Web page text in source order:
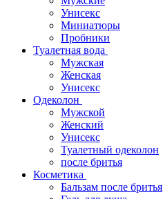
Унисекс
Миниатюры
Пробники
Туалетная вода
Мужская
Женская
Унисекс
Одеколон
Мужской
Женский
Унисекс
Туалетный одеколон
после бритья
Косметика
Бальзам после бритья